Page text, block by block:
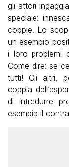
gli attori
speciale:
coppie. Lo
un esempio
i loro problemi
Come dire: se
tutti! Gli altri,
coppia
di introdurre
esempio il